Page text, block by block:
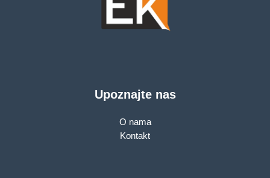
Upoznajte nas
O nama
Kontakt